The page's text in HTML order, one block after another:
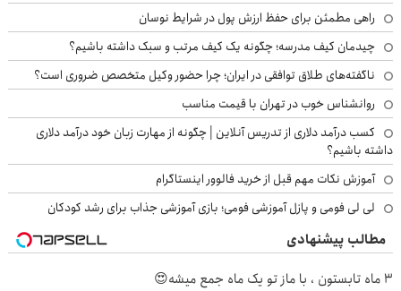
راهی مطمئن برای حفظ ارزش پول در شرایط نوسان
چیدمان کیف مدرسه؛ چگونه یک کیف مرتب و سبک داشته باشیم؟
ناگفته‌های طلاق توافقی در ایران؛ چرا حضور وکیل متخصص ضروری است؟
روانشناس خوب در تهران با قیمت مناسب
کسب درآمد دلاری از تدریس آنلاین | چگونه از مهارت زبان خود درآمد دلاری
داشته باشیم؟
آموزش نکات مهم قبل از خرید فالوور اینستاگرام
لی لی فومی و پازل آموزشی فومی؛ بازی آموزشی جذاب برای رشد کودکان
مطالب پیشنهادی
3 ماه تابستون ، با ماز تو یک ماه جمع میشه😍